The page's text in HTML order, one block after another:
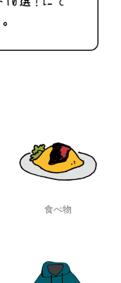
食べ物